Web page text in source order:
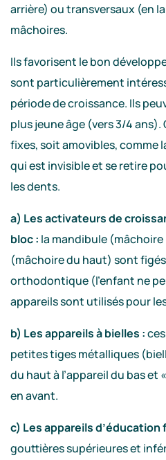
arrière) ou transversaux (en
mâchoires.
Ils favorisent le bon
sont particulièrement
période de croissance. Ils
plus jeune âge (vers 3/4
fixes, soit amovibles, comme
qui est invisible et se retire
les dents.
a) Les activateurs de
bloc : la mandibule
(mâchoire du haut) sont figés
orthodontique (l’enfant ne
appareils sont utilisés pour
b) Les appareils à bielles :
petites tiges métalliques
du haut à l’appareil du bas et
en avant.
c) Les appareils
gouttières supérieures et